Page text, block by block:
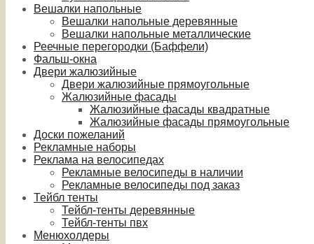
Вешалки напольные
Вешалки напольные деревянные
Вешалки напольные металлические
Реечные перегородки (Баффели)
Фальш-окна
Двери жалюзийные
Двери жалюзийные прямоугольные
Жалюзийные фасады
Жалюзийные фасады квадратные
Жалюзийные фасады прямоугольные
Доски пожеланий
Рекламные наборы
Реклама на велосипедах
Рекламные велосипеды в наличии
Рекламные велосипеды под заказ
Тейбл тенты
Тейбл-тенты деревянные
Тейбл-тенты пвх
Менюхолдеры